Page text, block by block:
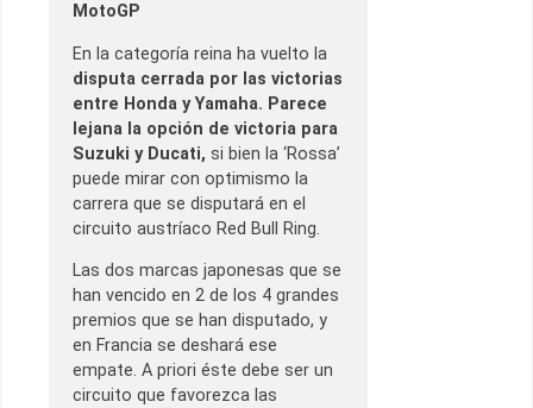
MotoGP
En la categoría reina ha vuelto la
disputa cerrada por las victorias
entre Honda y Yamaha. Parece
lejana la opción de victoria para
Suzuki y Ducati, si bien la ‘Rossa’
puede mirar con optimismo la
carrera que se disputará en el
circuito austríaco Red Bull Ring.
Las dos marcas japonesas que se
han vencido en 2 de los 4 grandes
premios que se han disputado, y
en Francia se deshará ese
empate. A priori éste debe ser un
circuito que favorezca las